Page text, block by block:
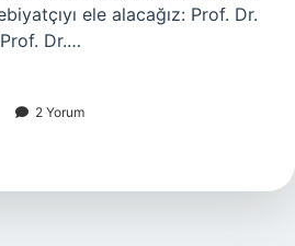
ele alacağız: Prof. Dr.
Prof. Dr.…
2 Yorum